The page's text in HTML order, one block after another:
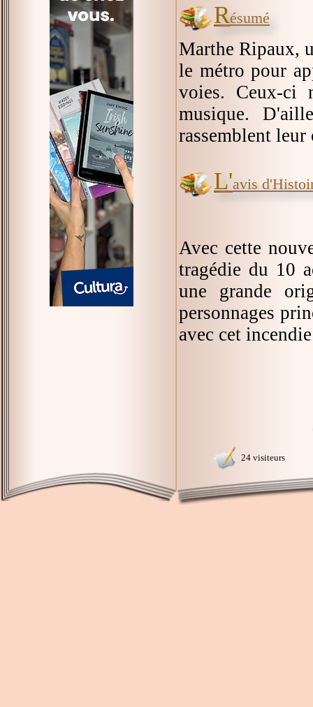
Résumé
Marthe Ripaux,
le métro pour
voies. Ceux-ci
musique.
rassemblent
L'avis
Avec cette
tragédie du 10
une grande
personnages
avec cet
24 visiteurs